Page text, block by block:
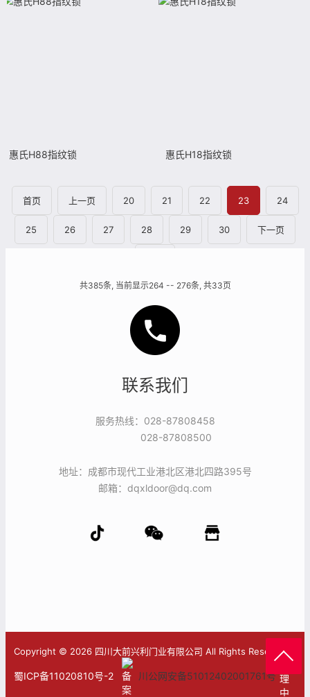
惠氏H88指纹锁 惠氏H18指纹锁
首页 上一页 20 21 22 23 24
25 26 27 28 29 30 下一页
共385条, 当前显示264 -- 276条, 共33页
联系我们
服务热线：028-87808458
028-87808500
地址：成都市现代工业港北区港北四路395号
邮箱：dqxldoor@dq.com
Copyright © 2026 四川大前兴利门业有限公司 All Rights Reserved.
蜀ICP备11020810号-2 川公网安备51012402001761号 理
中